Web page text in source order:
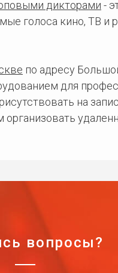
дикторами -
голоса кино, ТВ и
по адресу
для
на
вопросы?